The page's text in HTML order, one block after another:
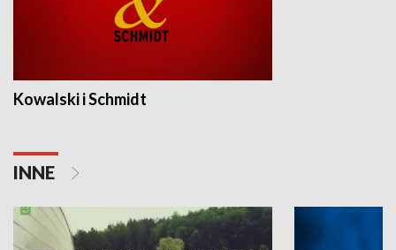
Kowalski i Schmidt
INNE